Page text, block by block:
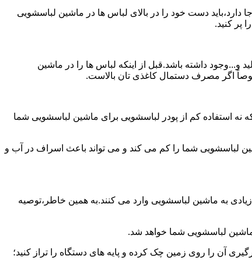
دست خود را در بالای لباس ها در ماشین لباسشویی
داشته باشد.قبل از اینکه لباس ها را در ماشین
اگر مصرف دستمال کاغذی تان بالاست.
نه استفاده کم از پودر لباسشویی برای ماشین لباسشویی شما
لباسشویی شما را کم می کند و می تواند باعث اسراف در آب و
به ماشین لباسشویی وارد می کنند.به همین خاطر،توصیه
لباسشویی شما خواهد شد.
آن را روی زمین چک کرده و پایه های دستگاه را تراز کنید؛